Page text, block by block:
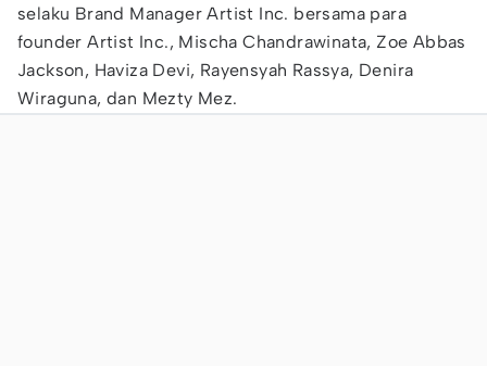
selaku Brand Manager Artist Inc. bersama para
founder Artist Inc., Mischa Chandrawinata, Zoe Abbas
Jackson, Haviza Devi, Rayensyah Rassya, Denira
Wiraguna, dan Mezty Mez.